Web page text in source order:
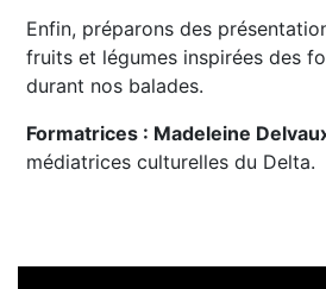
Enfin, préparons des
fruits et légumes inspirées des
durant nos balades.
Formatrices : Madeleine
médiatrices culturelles du Delta.